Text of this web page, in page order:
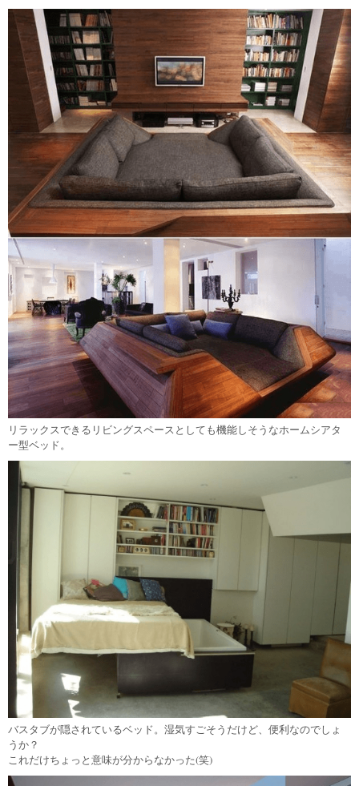
リラックスできるリビングスペースとしても機能しそうなホームシアタ
ー型ベッド。
バスタブが隠されているベッド。湿気すごそうだけど、便利なのでしょ
うか？
これだけちょっと意味が分からなかった(笑)